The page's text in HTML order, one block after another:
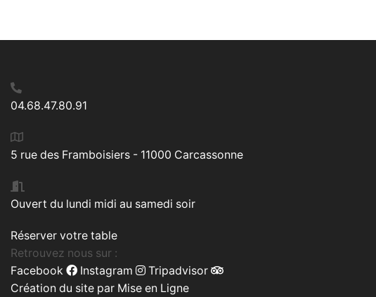
04.68.47.80.91
5 rue des Framboisiers - 11000 Carcassonne
Ouvert du lundi midi au samedi soir
Réserver votre table
Retrouvez nous sur :
Facebook
Instagram
Tripadvisor
Création du site par Mise en Ligne